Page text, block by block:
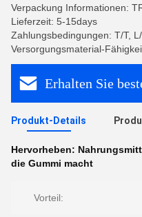
Verpackung Informationen:
Lieferzeit: 5-15days
Zahlungsbedingungen: T/T,
Versorgungsmaterial-
Erhalten Sie
Produkt-Details
Hervorheben:
die Gummi macht
Vorteil: